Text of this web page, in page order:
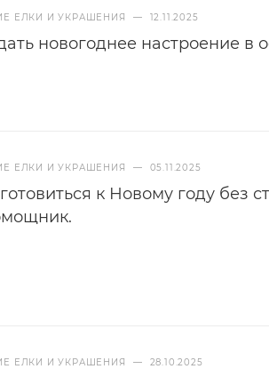
ЕЛКИ И УКРАШЕНИЯ — 12.11.2025
новогоднее настроение в
ЕЛКИ И УКРАШЕНИЯ — 05.11.2025
к Новому году без
ЕЛКИ И УКРАШЕНИЯ — 28.10.2025